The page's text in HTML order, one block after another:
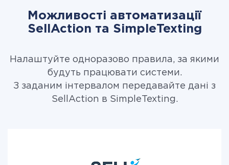
Можливості автоматизації
SellAction та SimpleTexting
Налаштуйте одноразово правила, за якими
будуть працювати системи.
З заданим інтервалом передавайте дані з
SellAction в SimpleTexting.